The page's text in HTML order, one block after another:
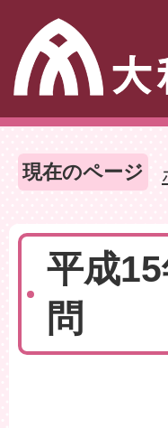
現在のページ
平成
問